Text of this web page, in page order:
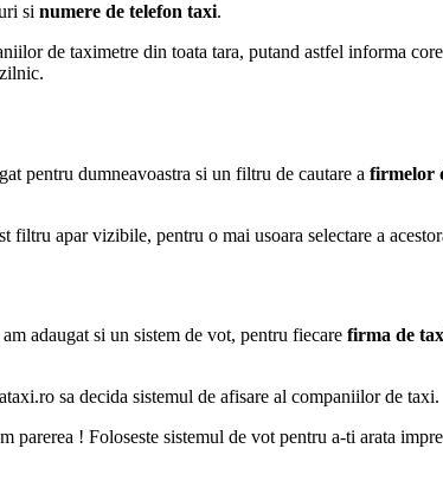
si numere de telefon taxi.
de taximetre din toata tara, putand astfel informa
pentru dumneavoastra si un filtru de cautare a firmelor
apar vizibile, pentru o mai usoara selectare a
am adaugat si un sistem de vot, pentru fiecare firma de
sa decida sistemul de afisare al companiilor de taxi.
parerea ! Foloseste sistemul de vot pentru a-ti arata